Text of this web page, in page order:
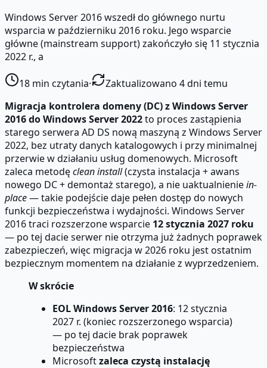
Windows Server 2016 wszedł do głównego nurtu
wsparcia w październiku 2016 roku. Jego wsparcie
główne (mainstream support) zakończyło się 11 stycznia
2022 r., a
18 min czytania·
Zaktualizowano 4 dni temu
Migracja kontrolera domeny (DC) z Windows Server
2016 do Windows Server 2022to proces zastąpienia
starego serwera AD DS nową maszyną z Windows Server
2022, bez utraty danych katalogowych i przy minimalnej
przerwie w działaniu usług domenowych. Microsoft
zaleca metodęclean install(czysta instalacja + awans
nowego DC + demontaż starego), a nie uaktualnieniein-
place— takie podejście daje pełen dostęp do nowych
funkcji bezpieczeństwa i wydajności. Windows Server
2016 traci rozszerzone wsparcie 12 stycznia 2027 roku
— po tej dacie serwer nie otrzyma już żadnych poprawek
zabezpieczeń, więc migracja w 2026 roku jest ostatnim
bezpiecznym momentem na działanie z wyprzedzeniem.
W skrócie
EOL Windows Server 2016: 12 stycznia
2027 r. (koniec rozszerzonego wsparcia)
— po tej dacie brak poprawek
bezpieczeństwa
Microsoftzaleca czystą instalację